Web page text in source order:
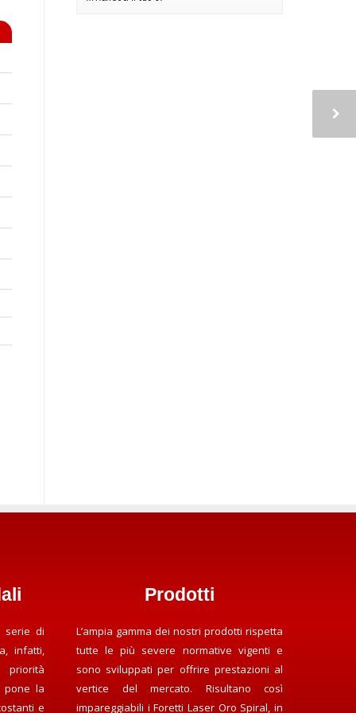
serie di
infatti,
priorità
pone la
e
Prodotti
L’ampia gamma dei nostri prodotti rispetta
tutte le più severe normative vigenti e
sono sviluppati per offrire prestazioni al
vertice del mercato. Risultano così
impareggiabili i Foretti Laser Oro Spiral, in